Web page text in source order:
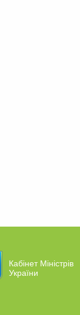
Кабінет Міністрів
України